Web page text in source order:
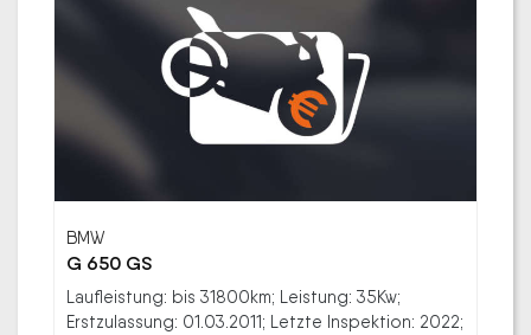
BMW
G 650 GS
Laufleistung: bis 31800km; Leistung: 35Kw;
Erstzulassung: 01.03.2011; Letzte Inspektion: 2022;